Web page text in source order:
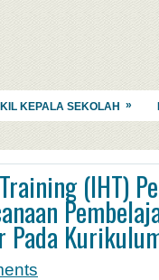
KEPALA SEKOLAH »
(IHT)
Pada